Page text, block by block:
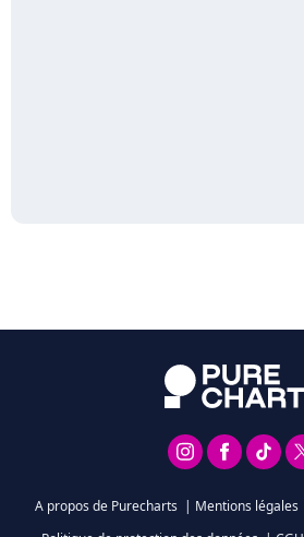
A propos de Purecharts | Mentions légales